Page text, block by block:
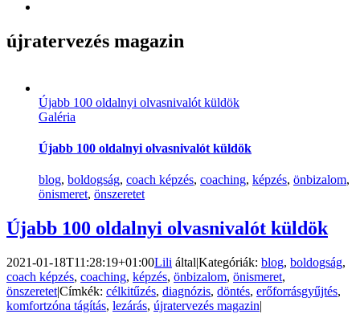
újratervezés magazin
Újabb 100 oldalnyi olvasnivalót küldök
Galéria
Újabb 100 oldalnyi olvasnivalót küldök
blog, boldogság, coach képzés, coaching, képzés, önbizalom,
önismeret, önszeretet
Újabb 100 oldalnyi olvasnivalót küldök
2021-01-18T11:28:19+01:00Lili által|Kategóriák: blog, boldogság,
coach képzés, coaching, képzés, önbizalom, önismeret,
önszeretet|Címkék: célkitűzés, diagnózis, döntés, erőforrásgyűjtés,
komfortzóna tágítás, lezárás, újratervezés magazin|